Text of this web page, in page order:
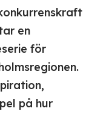
en
för
på hur